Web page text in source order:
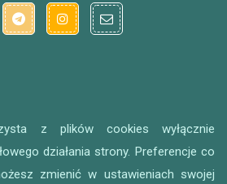
z plików cookies wyłącznie
działania strony. Preferencje co
zmienić w ustawieniach swojej